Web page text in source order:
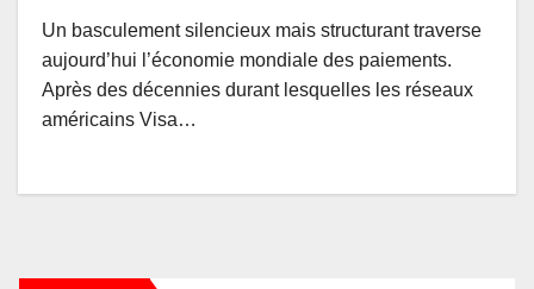
Un basculement silencieux mais structurant traverse
aujourd’hui l’économie mondiale des paiements.
Après des décennies durant lesquelles les réseaux
américains Visa…